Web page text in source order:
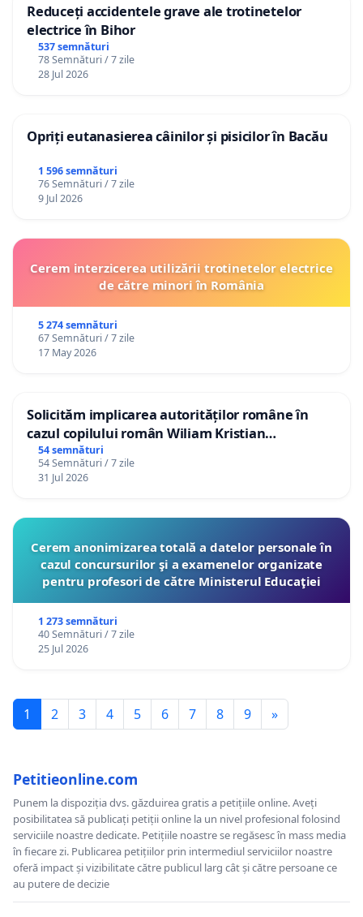
Reduceți accidentele grave ale trotinetelor
electrice în Bihor
537 semnături
78 Semnături / 7 zile
28 Jul 2026
Opriți eutanasierea câinilor și pisicilor în Bacău
1 596 semnături
76 Semnături / 7 zile
9 Jul 2026
Cerem interzicerea utilizării trotinetelor electrice
de către minori în România
5 274 semnături
67 Semnături / 7 zile
17 May 2026
Solicităm implicarea autorităților române în
cazul copilului român Wiliam Kristian
Gheorghe, aflat în plasament în Danemarca de
12 ani
54 semnături
54 Semnături / 7 zile
31 Jul 2026
Cerem anonimizarea totală a datelor personale în
cazul concursurilor şi a examenelor organizate
pentru profesori de către Ministerul Educaţiei
1 273 semnături
40 Semnături / 7 zile
25 Jul 2026
1 2 3 4 5 6 7 8 9 »
Petitieonline.com
Punem la dispoziția dvs. găzduirea gratis a petițiile online. Aveți
posibilitatea să publicați petiții online la un nivel profesional folosind
serviciile noastre dedicate. Petițiile noastre se regăsesc în mass media
în fiecare zi. Publicarea petițiilor prin intermediul serviciilor noastre
oferă impact și vizibilitate către publicul larg cât și către persoane ce
au putere de decizie